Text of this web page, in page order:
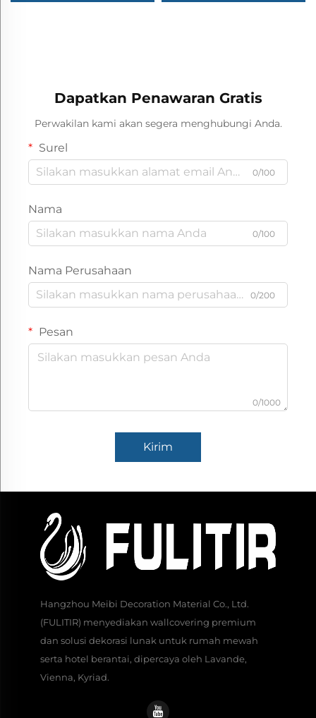
Dapatkan Penawaran Gratis
Perwakilan kami akan segera menghubungi Anda.
Surel
0/100
Nama
0/100
Nama Perusahaan
0/200
Pesan
0/1000
Kirim
Hangzhou Meibi Decoration Material Co., Ltd.
(FULITIR) menyediakan wallcovering premium
dan solusi dekorasi lunak untuk rumah mewah
serta hotel berantai, dipercaya oleh Lavande,
Vienna, Kyriad.